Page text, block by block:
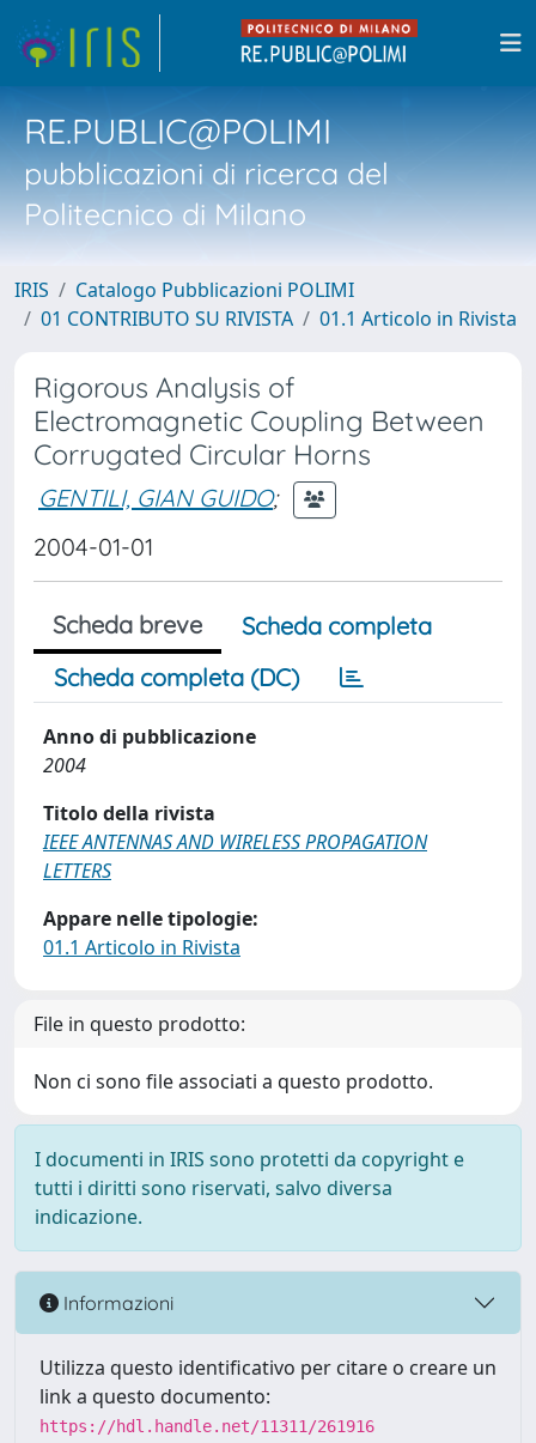
RE.PUBLIC@POLIMI
pubblicazioni di ricerca del
Politecnico di Milano
IRIS
Catalogo Pubblicazioni POLIMI
01 CONTRIBUTO SU RIVISTA
01.1 Articolo in Rivista
Rigorous Analysis of
Electromagnetic Coupling Between
Corrugated Circular Horns
GENTILI, GIAN GUIDO;
2004-01-01
Scheda breve
Scheda completa
Scheda completa (DC)
Anno di pubblicazione
2004
Titolo della rivista
IEEE ANTENNAS AND WIRELESS PROPAGATION
LETTERS
Appare nelle tipologie:
01.1 Articolo in Rivista
File in questo prodotto:
Non ci sono file associati a questo prodotto.
I documenti in IRIS sono protetti da copyright e
tutti i diritti sono riservati, salvo diversa
indicazione.
Informazioni
Utilizza questo identificativo per citare o creare un
link a questo documento:
https://hdl.handle.net/11311/261916